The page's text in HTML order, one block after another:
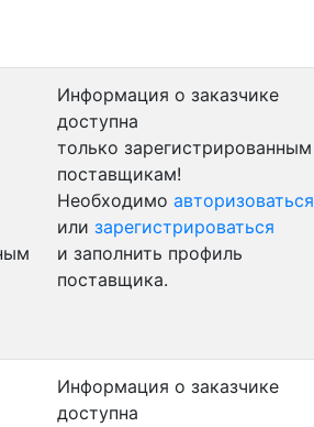
Информация о заказчике
доступна
только зарегистрированным
поставщикам!
Необходимо авторизоваться
или зарегистрироваться
и заполнить профиль
поставщика.
Информация о заказчике
доступна